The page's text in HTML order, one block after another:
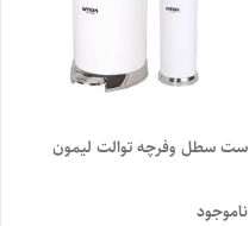
ست سطل وفرچه توالت لیمون
ناموجود